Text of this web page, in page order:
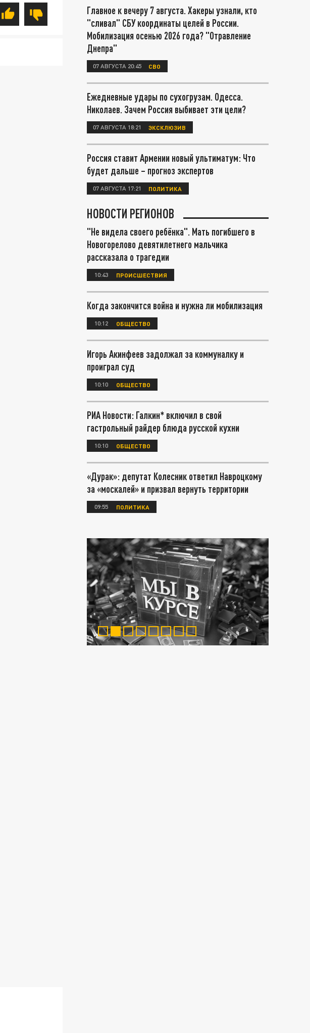
Главное к вечеру 7 августа. Хакеры узнали, кто
"сливал" СБУ координаты целей в России.
Мобилизация осенью 2026 года? "Отравление
Днепра"
07 АВГУСТА 20:45 СВО
Ежедневные удары по сухогрузам. Одесса.
Николаев. Зачем Россия выбивает эти цели?
07 АВГУСТА 18:21 ЭКСКЛЮЗИВ
Россия ставит Армении новый ультиматум: Что
будет дальше – прогноз экспертов
07 АВГУСТА 17:21 ПОЛИТИКА
НОВОСТИ РЕГИОНОВ
"Не видела своего ребёнка". Мать погибшего в
Новогорелово девятилетнего мальчика
рассказала о трагедии
10:43 ПРОИСШЕСТВИЯ
Когда закончится война и нужна ли мобилизация
10:12 ОБЩЕСТВО
Игорь Акинфеев задолжал за коммуналку и
проиграл суд
10:10 ОБЩЕСТВО
РИА Новости: Галкин* включил в свой
гастрольный райдер блюда русской кухни
10:10 ОБЩЕСТВО
«Дурак»: депутат Колесник ответил Навроцкому
за «москалей» и призвал вернуть территории
09:55 ПОЛИТИКА